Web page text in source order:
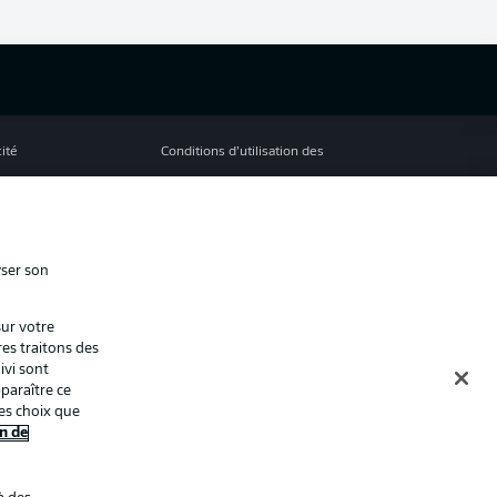
Conditions d’utilisation des
son
votre
traitons des
sont
ce
choix que
de